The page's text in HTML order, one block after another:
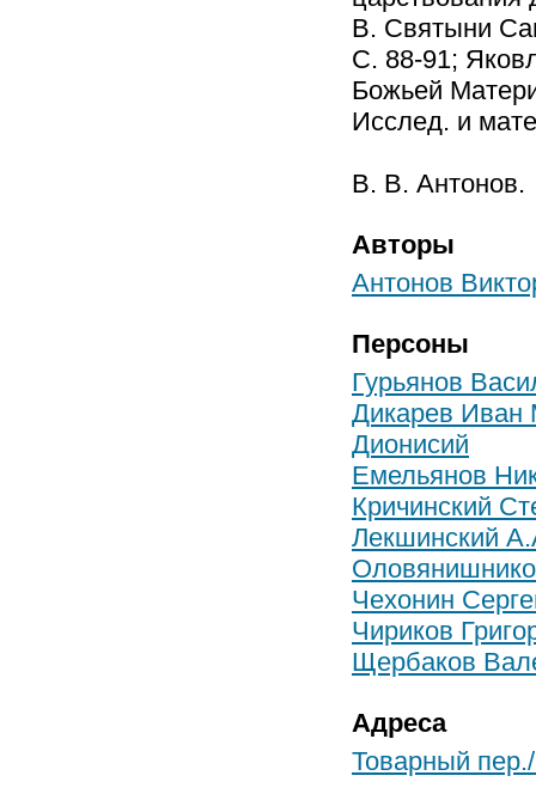
В. Святыни
С. 88-91;
Божьей
Исслед. и
В. В. Антонов.
Авторы
Антонов
Персоны
Гурьянов
Дикарев Иван
Дионисий
Емельянов
Кричинский
Лекшинский
Чехонин
Чириков
Щербаков
Адреса
Товарный